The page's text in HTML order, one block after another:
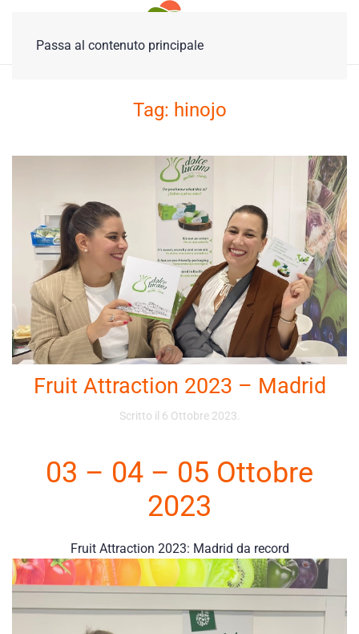
Passa al contenuto principale
Tag: hinojo
Fruit Attraction 2023 – Madrid
Scritto il 6 Ottobre 2023.
03 – 04 – 05 Ottobre
2023
Fruit Attraction 2023: Madrid da record